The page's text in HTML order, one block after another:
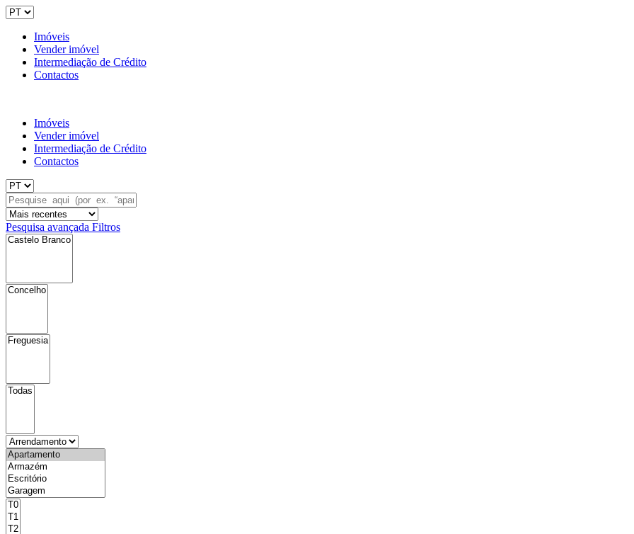
Imóveis
Vender imóvel
Intermediação de Crédito
Contactos
Imóveis
Vender imóvel
Intermediação de Crédito
Contactos
Pesquisa avançada Filtros